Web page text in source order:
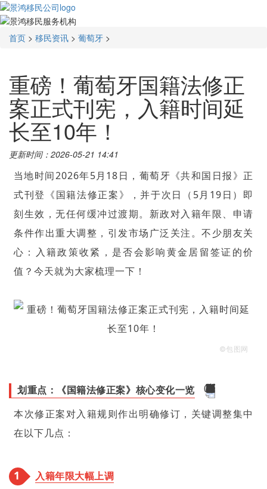
首页 > 移民资讯 > 葡萄牙 >
重磅！葡萄牙国籍法修正
案正式刊宪，入籍时间延
长至10年！
更新时间：2026-05-21 14:41
当地时间2026年5月18日，葡萄牙《共和国日报》正
式刊登《国籍法修正案》，并于次日（5月19日）即
刻生效，无任何缓冲过渡期。新政对入籍年限、申请
条件作出重大调整，引发市场广泛关注。不少朋友关
心：入籍政策收紧，是否会影响黄金居留签证的价
值？今天就为大家梳理一下！
©包图网
划重点：《国籍法修正案》核心变化一览
本次修正案对入籍规则作出明确修订，关键调整集中
在以下几点：
1
入籍年限大幅上调